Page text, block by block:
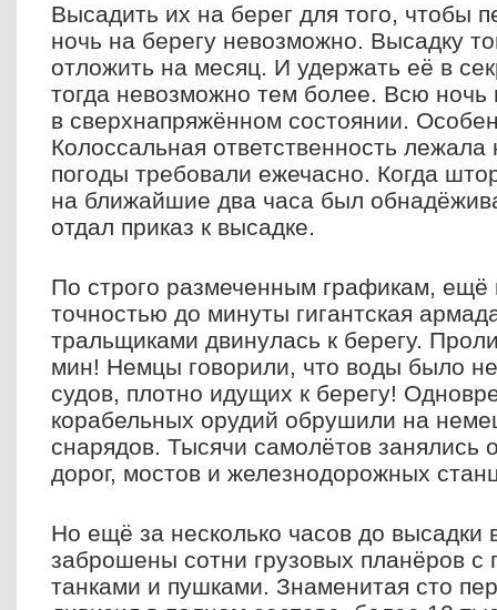
Высадить их на берег для того, чтобы
ночь на берегу невозможно. Высадку
отложить на месяц. И удержать её в
тогда невозможно тем более. Всю
в сверхнапряжённом состоянии.
Колоссальная ответственность
погоды требовали ежечасно. Когда
на ближайшие два часа был
отдал приказ к высадке.
По строго размеченным графикам, ещё
точностью до минуты гигантская
тральщиками двинулась к берегу.
мин! Немцы говорили, что воды было
судов, плотно идущих к берегу!
корабельных орудий обрушили на
снарядов. Тысячи самолётов занялись
дорог, мостов и железнодорожных
Но ещё за несколько часов до
заброшены сотни грузовых планёров с
танками и пушками. Знаменитая сто